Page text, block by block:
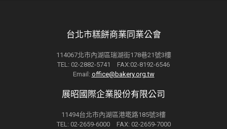
台北市糕餅商業同業公會
114067北市內湖區瑞湖街178巷21號3樓
TEL: 02-2882-5741 FAX:02-8192-6546
Email: office@bakery.org.tw
展昭國際企業股份有限公司
11494台北市內湖區港墘路185號3樓
TEL: 02-2659-6000 FAX: 02-2659-7000